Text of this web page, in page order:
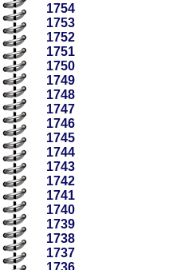
1754
1753
1752
1751
1750
1749
1748
1747
1746
1745
1744
1743
1742
1741
1740
1739
1738
1737